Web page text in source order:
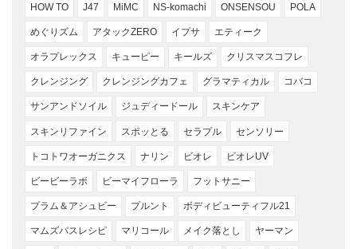
HOW TO J47 MiMC NS-komachi ONSENSOU POLA
めぐりズム アタックZERO イプサ エティーク
オラプレックス キューピー キールズ クリスマスコフレ
クレンジング クレンジングカフェ グラマティカル コバコ
サンアンドソイル ジュディードール スキンケア
スキンリファイン スポッとる セラプル センソリー
トコトワオーガニクス ナリン ビオレ ビオレUV
ビービーラボ ビーマイフローラ フットサニー
プラム＆アシュビー プルント ボディビューティフル21
マムズバスレシピ マリコール メイク落とし ヤーマン